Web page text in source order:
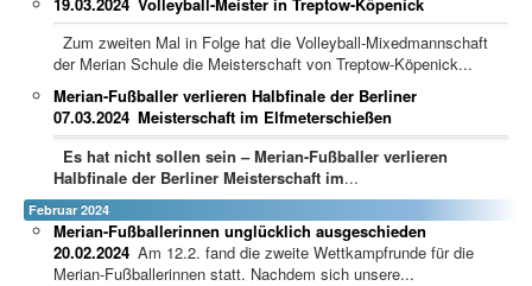
Zum zweiten Mal in Folge hat die Volleyball-Mixedmannschaft
der Merian Schule die Meisterschaft von Treptow-Köpenick...
Merian-Fußballer verlieren Halbfinale der Berliner
Meisterschaft im Elfmeterschießen
07.03.2024
Es hat nicht sollen sein – Merian-Fußballer verlieren
Halbfinale der Berliner Meisterschaft im...
Februar 2024
Merian-Fußballerinnen unglücklich ausgeschieden
20.02.2024 Am 12.2. fand die zweite Wettkampfrunde für die
Merian-Fußballerinnen statt. Nachdem sich unsere...